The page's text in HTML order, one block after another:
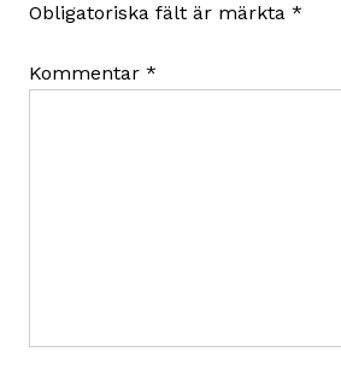
Obligatoriska fält är märkta *
Kommentar *